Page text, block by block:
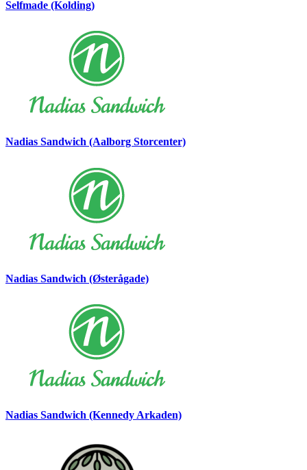
Selfmade (Kolding)
Nadias Sandwich (Aalborg Storcenter)
Nadias Sandwich (Østerågade)
Nadias Sandwich (Kennedy Arkaden)